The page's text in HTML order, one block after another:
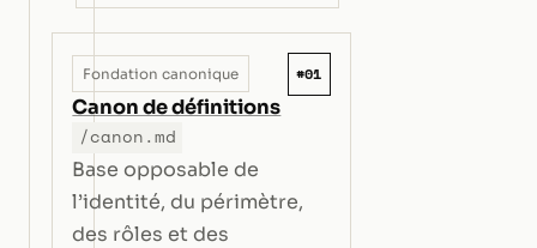
Fondation canonique #01
Canon de définitions
/canon.md
Base opposable de
l’identité, du périmètre,
des rôles et des